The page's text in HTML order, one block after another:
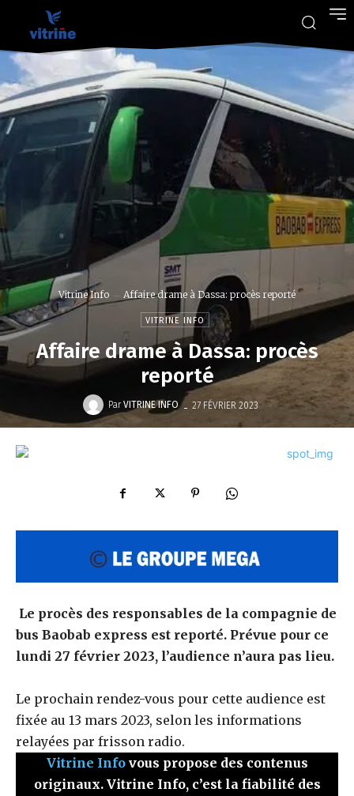
Vitrine Info Affaire drame à Dassa: procès reporté
VITRINE INFO
Affaire drame à Dassa: procès
reporté
Par VITRINE INFO - 27 FÉVRIER 2023
Le procès des responsables de la compagnie de
bus Baobab express est reporté. Prévue pour ce
lundi 27 février 2023, l’audience n’aura pas lieu.
Le prochain rendez-vous pour cette audience est
fixée au 13 mars 2023, selon les informations
relayées par frisson radio.
Vitrine Infovous propose des contenus
originaux. Vitrine Info, c’est la fiabilité des